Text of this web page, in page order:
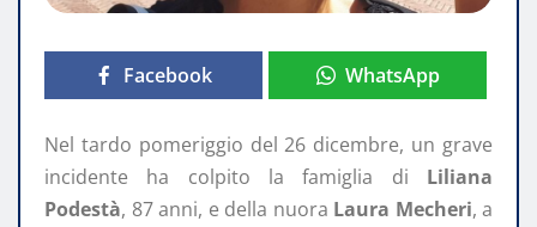
Facebook WhatsApp
Nel tardo pomeriggio del 26 dicembre, un grave
incidente ha colpito la famiglia di Liliana
Podestà, 87 anni, e della nuora Laura Mecheri, a